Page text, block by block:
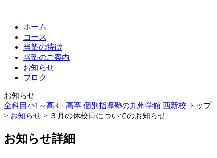
ホーム
コース
当塾の特徴
当塾のご案内
お知らせ
ブログ
お知らせ
全科目小1～高3・高卒 個別指導塾の九州学館 西新校 トップ
> お知らせ > ３月の休校日についてのお知らせ
お知らせ詳細